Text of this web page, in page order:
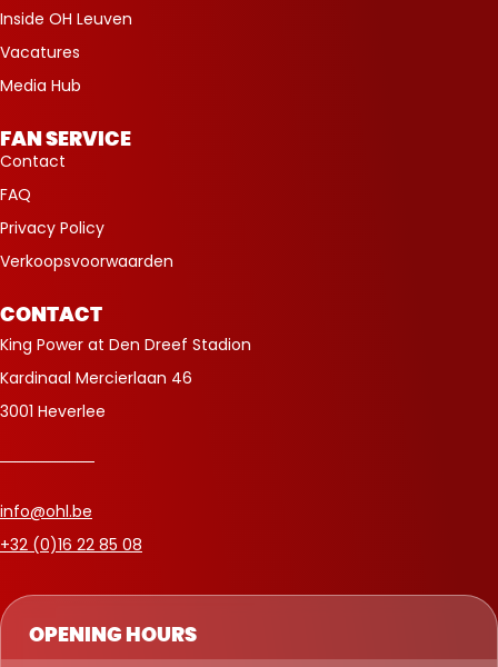
OPENING HOURS
Inside OH Leuven
Vacatures
Media Hub
FAN SERVICE
Contact
FAQ
Privacy Policy
Verkoopsvoorwaarden
CONTACT
King Power at Den Dreef Stadion
Kardinaal Mercierlaan 46
3001 Heverlee
info@ohl.be
+32 (0)16 22 85 08